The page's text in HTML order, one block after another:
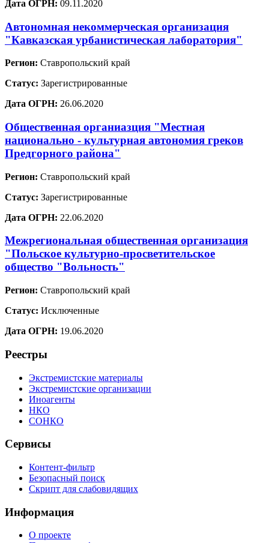
Дата ОГРН: 09.11.2020
Автономная некоммерческая организация
"Кавказская урбанистическая лаборатория"
Регион: Ставропольский край
Статус: Зарегистрированные
Дата ОГРН: 26.06.2020
Общественная органиазция "Местная
национально - культурная автономия греков
Предгорного района"
Регион: Ставропольский край
Статус: Зарегистрированные
Дата ОГРН: 22.06.2020
Межрегиональная общественная организация
"Польское культурно-просветительское
общество "Вольность"
Регион: Ставропольский край
Статус: Исключенные
Дата ОГРН: 19.06.2020
Реестры
Экстремистские материалы
Экстремистские организации
Иноагенты
НКО
СОНКО
Сервисы
Контент-фильтр
Безопасный поиск
Скрипт для слабовидящих
Информация
О проекте